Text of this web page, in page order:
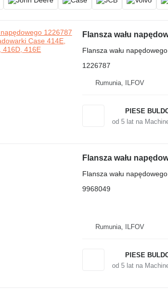
Flansza wału
Flansza wału napędowego
1226787
Rumunia, ILFOV
PIESE
od 5lat na
Flansza wału
Flansza wału napędowego
9968049
Rumunia, ILFOV
PIESE
od 5lat na